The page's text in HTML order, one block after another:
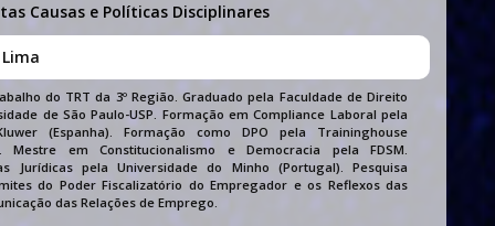
Causas e Políticas Disciplinares
do TRT da 3º Região. Graduado pela Faculdade de Direito
de São Paulo-USP. Formação em Compliance Laboral pela
(Espanha). Formação como DPO pela Traininghouse
Mestre em Constitucionalismo e Democracia pela FDSM.
Jurídicas pela Universidade do Minho (Portugal). Pesquisa
do Poder Fiscalizatório do Empregador e os Reflexos das
das Relações de Emprego.